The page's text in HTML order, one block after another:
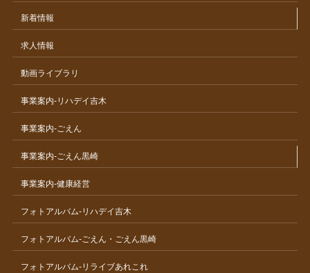
新着情報
求人情報
動画ライブラリ
事業案内-リハデイ吉木
事業案内-ごえん
事業案内-ごえん黒崎
事業案内-健康経営
フォトアルバム-リハデイ吉木
フォトアルバム-ごえん・ごえん黒崎
フォトアルバム-リライブあれこれ